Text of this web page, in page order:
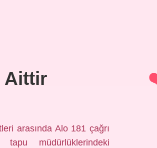
Aittir
arasında Alo 181 çağrı
tapu müdürlüklerindeki